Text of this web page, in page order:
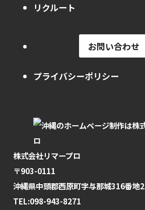
株式会社リマープロ
〒903-0111
沖縄県中頭郡西原町字与那城316番地2
TEL:098-943-8271
リクルート
お問い合わせ
プライバシーポリシー